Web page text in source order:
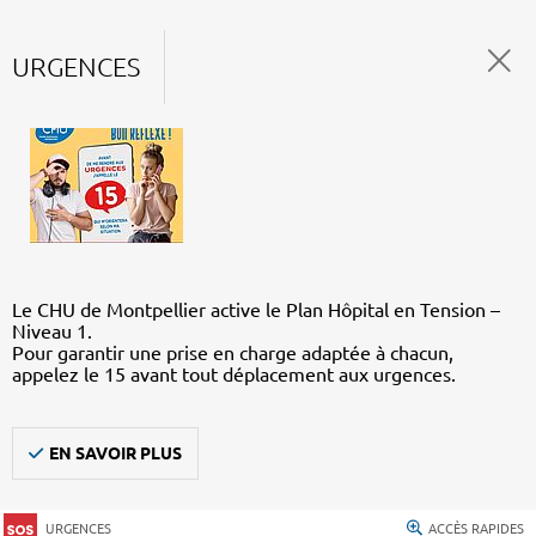
URGENCES
Le CHU de Montpellier active le Plan Hôpital en Tension –
Niveau 1.
Pour garantir une prise en charge adaptée à chacun,
appelez le 15 avant tout déplacement aux urgences.
EN SAVOIR PLUS
URGENCES ACCÈS RAPIDES